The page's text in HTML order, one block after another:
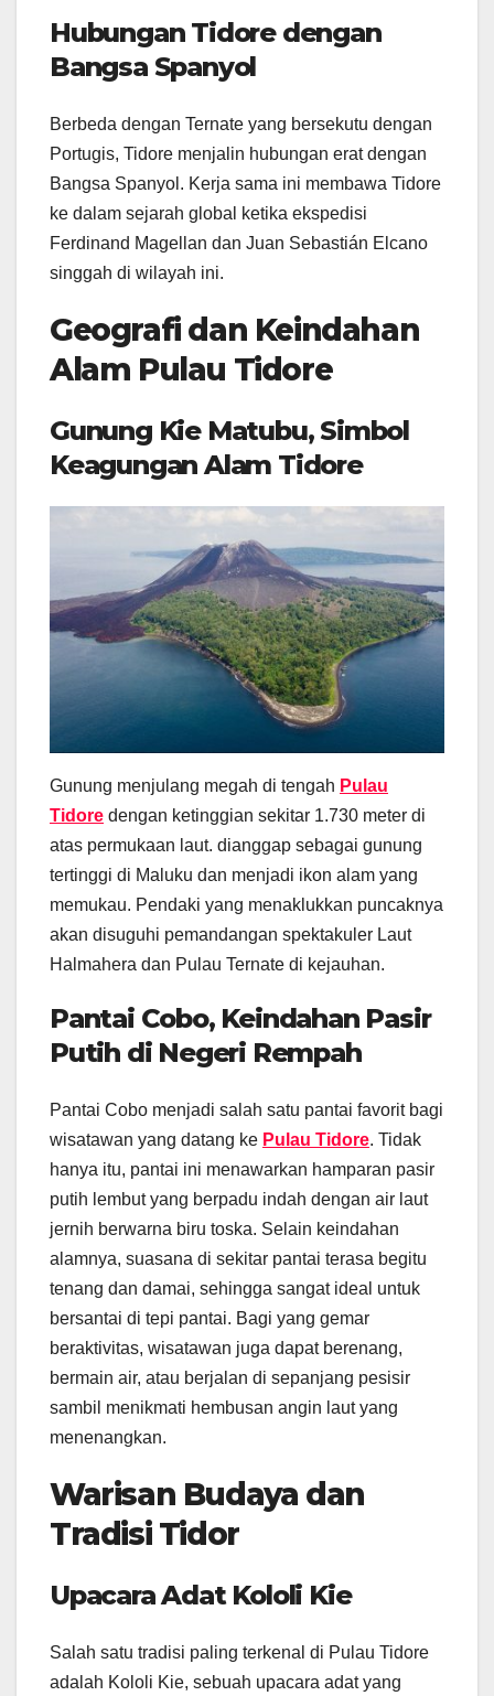
Hubungan Tidore dengan
Bangsa Spanyol
Berbeda dengan Ternate yang bersekutu dengan
Portugis, Tidore menjalin hubungan erat dengan
Bangsa Spanyol. Kerja sama ini membawa Tidore
ke dalam sejarah global ketika ekspedisi
Ferdinand Magellan dan Juan Sebastián Elcano
singgah di wilayah ini.
Geografi dan Keindahan
Alam Pulau Tidore
Gunung Kie Matubu, Simbol
Keagungan Alam Tidore
Gunung menjulang megah di tengah Pulau
Tidore dengan ketinggian sekitar 1.730 meter di
atas permukaan laut. dianggap sebagai gunung
tertinggi di Maluku dan menjadi ikon alam yang
memukau. Pendaki yang menaklukkan puncaknya
akan disuguhi pemandangan spektakuler Laut
Halmahera dan Pulau Ternate di kejauhan.
Pantai Cobo, Keindahan Pasir
Putih di Negeri Rempah
Pantai Cobo menjadi salah satu pantai favorit bagi
wisatawan yang datang ke Pulau Tidore. Tidak
hanya itu, pantai ini menawarkan hamparan pasir
putih lembut yang berpadu indah dengan air laut
jernih berwarna biru toska. Selain keindahan
alamnya, suasana di sekitar pantai terasa begitu
tenang dan damai, sehingga sangat ideal untuk
bersantai di tepi pantai. Bagi yang gemar
beraktivitas, wisatawan juga dapat berenang,
bermain air, atau berjalan di sepanjang pesisir
sambil menikmati hembusan angin laut yang
menenangkan.
Warisan Budaya dan
Tradisi Tidor
Upacara Adat Kololi Kie
Salah satu tradisi paling terkenal di Pulau Tidore
adalah Kololi Kie, sebuah upacara adat yang